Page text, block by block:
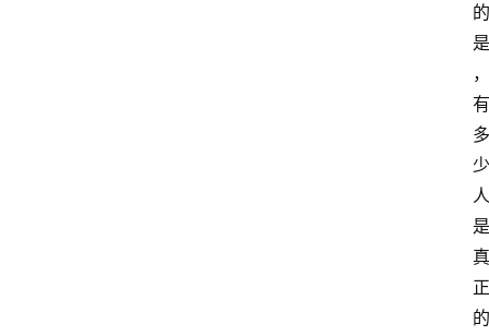
的
是
，
有
多
少
人
是
真
正
的